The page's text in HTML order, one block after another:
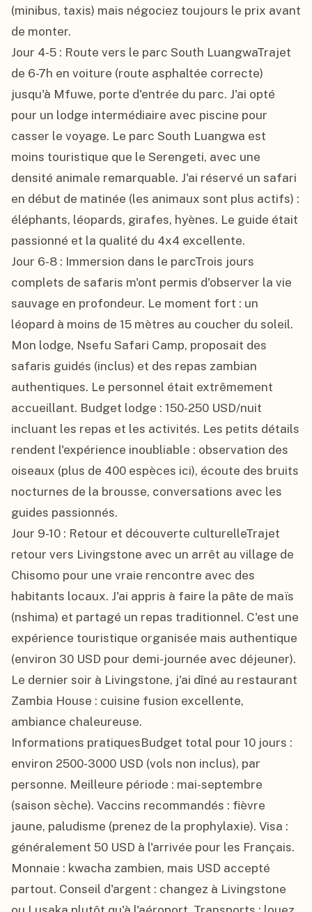
(minibus, taxis) mais négociez toujours le prix avant
de monter.
Jour 4-5 : Route vers le parc South LuangwaTrajet
de 6-7h en voiture (route asphaltée correcte)
jusqu'à Mfuwe, porte d'entrée du parc. J'ai opté
pour un lodge intermédiaire avec piscine pour
casser le voyage. Le parc South Luangwa est
moins touristique que le Serengeti, avec une
densité animale remarquable. J'ai réservé un safari
en début de matinée (les animaux sont plus actifs) :
éléphants, léopards, girafes, hyènes. Le guide était
passionné et la qualité du 4x4 excellente.
Jour 6-8 : Immersion dans le parcTrois jours
complets de safaris m'ont permis d'observer la vie
sauvage en profondeur. Le moment fort : un
léopard à moins de 15 mètres au coucher du soleil.
Mon lodge, Nsefu Safari Camp, proposait des
safaris guidés (inclus) et des repas zambian
authentiques. Le personnel était extrêmement
accueillant. Budget lodge : 150-250 USD/nuit
incluant les repas et les activités. Les petits détails
rendent l'expérience inoubliable : observation des
oiseaux (plus de 400 espèces ici), écoute des bruits
nocturnes de la brousse, conversations avec les
guides passionnés.
Jour 9-10 : Retour et découverte culturelleTrajet
retour vers Livingstone avec un arrêt au village de
Chisomo pour une vraie rencontre avec des
habitants locaux. J'ai appris à faire la pâte de maïs
(nshima) et partagé un repas traditionnel. C'est une
expérience touristique organisée mais authentique
(environ 30 USD pour demi-journée avec déjeuner).
Le dernier soir à Livingstone, j'ai dîné au restaurant
Zambia House : cuisine fusion excellente,
ambiance chaleureuse.
Informations pratiquesBudget total pour 10 jours :
environ 2500-3000 USD (vols non inclus), par
personne. Meilleure période : mai-septembre
(saison sèche). Vaccins recommandés : fièvre
jaune, paludisme (prenez de la prophylaxie). Visa :
généralement 50 USD à l'arrivée pour les Français.
Monnaie : kwacha zambien, mais USD accepté
partout. Conseil d'argent : changez à Livingstone